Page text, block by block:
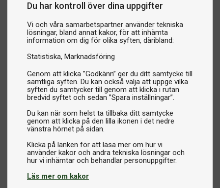
Du har kontroll över dina uppgifter
Vi och våra samarbetspartner använder tekniska
lösningar, bland annat kakor, för att inhämta
information om dig för olika syften, däribland:
Statistiska Marknadsföring
Genom att klicka ”Godkänn” ger du ditt samtycke till
samtliga syften. Du kan också välja att uppge vilka
syften du samtycker till genom att klicka i rutan
bredvid syftet och sedan ”Spara inställningar”.
Du kan när som helst ta tillbaka ditt samtycke
genom att klicka på den lilla ikonen i det nedre
vänstra hörnet på sidan.
Klicka på länken för att läsa mer om hur vi
använder kakor och andra tekniska lösningar och
Läs mer om kakor